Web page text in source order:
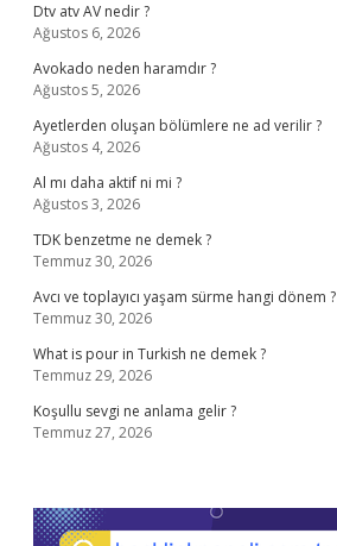
Dtv atv AV nedir ?
Ağustos 6, 2026
Avokado neden haramdır ?
Ağustos 5, 2026
Ayetlerden oluşan bölümlere ne ad verilir ?
Ağustos 4, 2026
Al mı daha aktif ni mi ?
Ağustos 3, 2026
TDK benzetme ne demek ?
Temmuz 30, 2026
Avcı ve toplayıcı yaşam sürme hangi dönem ?
Temmuz 30, 2026
What is pour in Turkish ne demek ?
Temmuz 29, 2026
Koşullu sevgi ne anlama gelir ?
Temmuz 27, 2026